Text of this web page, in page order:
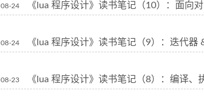
08-24 《lua 程序设计》读书笔记（10）：面向
08-24 《lua 程序设计》读书笔记（9）：迭代器
08-23 《lua 程序设计》读书笔记（8）：编译、